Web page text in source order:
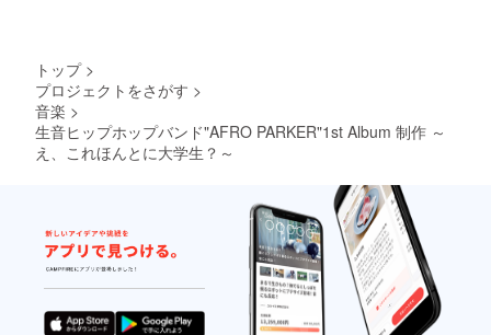
トップ >
プロジェクトをさがす >
音楽 >
生音ヒップホップバンド"AFRO PARKER"1st Album 制作 ～
え、これほんとに大学生？～